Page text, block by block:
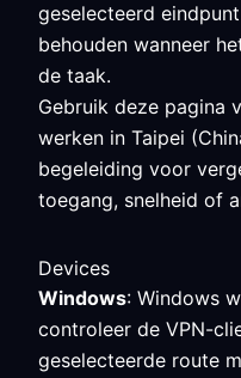
geselecteerd
behouden wanneer
de taak.
Gebruik deze pagina
werken in Taipei
begeleiding voor
toegang, snelheid of
Devices
Windows: Windows
controleer de VPN-
geselecteerde route